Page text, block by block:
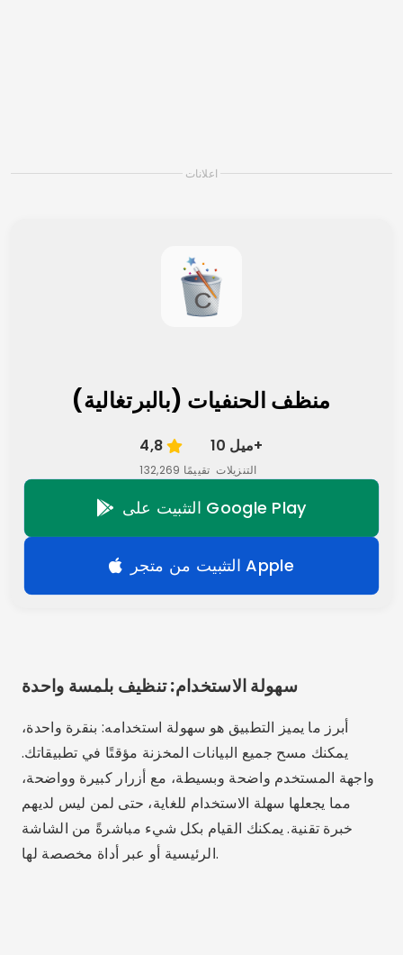
اعلانات
منظف الحنفيات (بالبرتغالية)
4,8
132,269 تقييمًا
10 ميل+
التنزيلات
التثبيت على Google Play
التثبيت من متجر Apple
سهولة الاستخدام: تنظيف بلمسة واحدة
أبرز ما يميز التطبيق هو سهولة استخدامه: بنقرة واحدة،
يمكنك مسح جميع البيانات المخزنة مؤقتًا في تطبيقاتك.
واجهة المستخدم واضحة وبسيطة، مع أزرار كبيرة وواضحة،
مما يجعلها سهلة الاستخدام للغاية، حتى لمن ليس لديهم
خبرة تقنية. يمكنك القيام بكل شيء مباشرةً من الشاشة
الرئيسية أو عبر أداة مخصصة لها.